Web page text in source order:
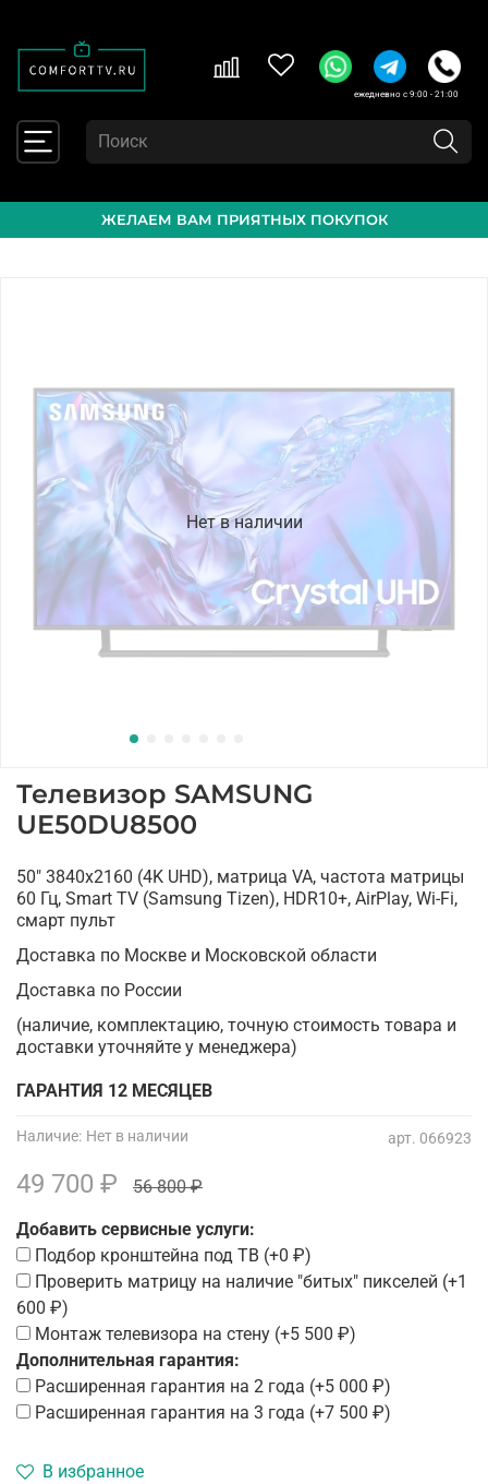
ежедневно с 9:00 - 21:00
ЖЕЛАЕМ ВАМ ПРИЯТНЫХ ПОКУПОК
Нет в наличии
арт. 066923
Наличие: Нет в наличии
Телевизор SAMSUNG
UE50DU8500
49 700 ₽ 56 800 ₽
В избранное
Дополнительная гарантия:
Расширенная гарантия на 2 года (+5 000 ₽)
Расширенная гарантия на 3 года (+7 500 ₽)
Добавить сервисные услуги:
Подбор кронштейна под ТВ (+0 ₽)
Проверить матрицу на наличие "битых" пикселей (+1
600 ₽)
Монтаж телевизора на стену (+5 500 ₽)
50" 3840x2160 (4K UHD), матрица VA, частота матрицы
60 Гц, Smart TV (Samsung Tizen), HDR10+, AirPlay, Wi-Fi,
смарт пульт
Доставка по Москве и Московской области
Доставка по России
(наличие, комплектацию, точную стоимость товара и
доставки уточняйте у менеджера)
ГАРАНТИЯ 12 МЕСЯЦЕВ